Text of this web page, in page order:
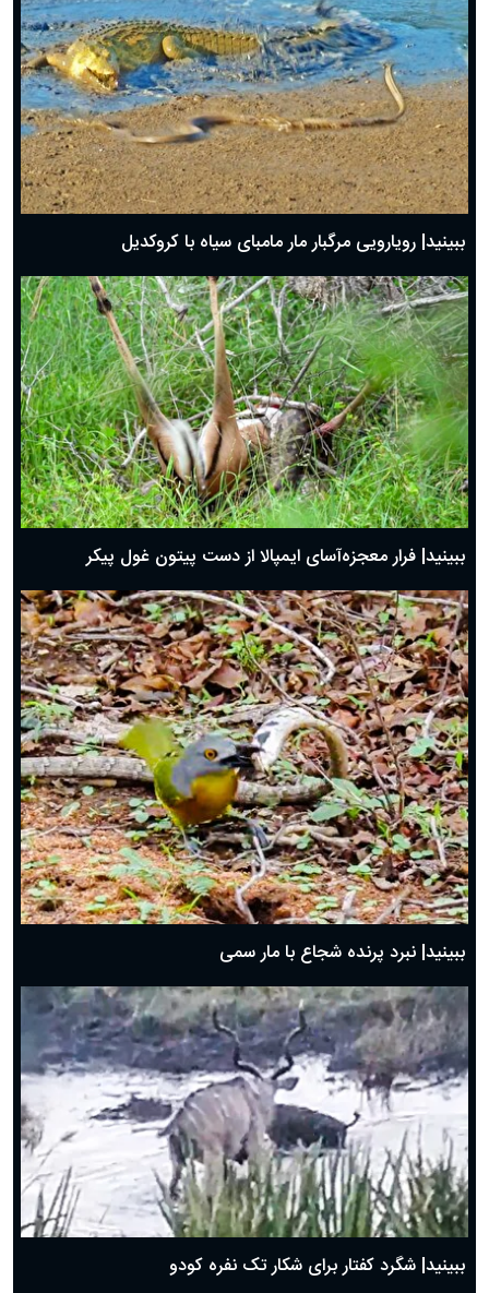
ببینید| رویارویی مرگبار مار مامبای سیاه با کروکدیل
ببینید| فرار معجزه‌آسای ایمپالا از دست پیتون غول پیکر
ببینید| نبرد پرنده شجاع با مار سمی
ببینید| شگرد کفتار برای شکار تک نفره کودو